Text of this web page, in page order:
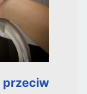
przeciw